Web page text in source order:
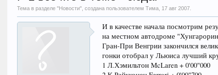
Тема в разделе "Новости", создана пользователем Тима, 17 авг 2007.
И в качестве начала посмотрим
на местном автодроме
Гран-При Венгрии закончился
гонки отобрал у Льюиса лучший
1 Л.Хэмильтон McLaren + 0'00"000